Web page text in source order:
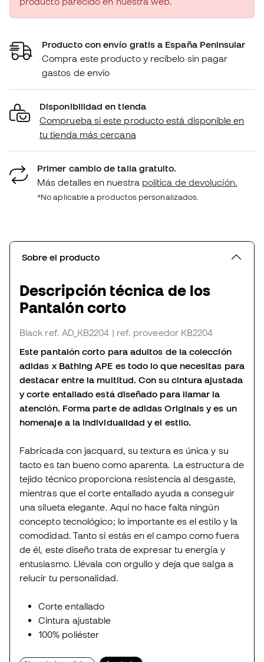
Producto con envío gratis a España Peninsular
Compra este producto y recíbelo sin pagar
gastos de envío
Disponibilidad en tienda
Comprueba si este producto está disponible en
tu tienda más cercana
Primer cambio de talla gratuito.
Más detalles en nuestra política de devolución.
*No aplicable a productos personalizados.
Sobre el producto
Descripción técnica de los
Pantalón corto
Black ref. AD_KB2204 | ref. proveedor KB2204
Este pantalón corto para adultos de la colección
adidas x Bathing APE es todo lo que necesitas para
destacar entre la multitud. Con su cintura ajustada
y corte entallado está diseñado para llamar la
atención. Forma parte de adidas Originals y es un
homenaje a la individualidad y el estilo.
Fabricada con jacquard, su textura es única y su
tacto es tan bueno como aparenta. La estructura de
tejido técnico proporciona resistencia al desgaste,
mientras que el corte entallado ayuda a conseguir
una silueta elegante. Aquí no hace falta ningún
concepto tecnológico; lo importante es el estilo y la
comodidad. Tanto si estás en el campo como fuera
de él, este diseño trata de expresar tu energía y
entusiasmo. Llévala con orgullo y deja que salga a
relucir tu personalidad.
Corte entallado
Cintura ajustable
100% poliéster